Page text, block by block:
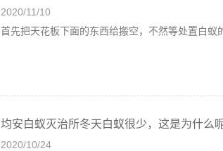
2020/11/10
首先把天花板下面的东西给搬空，不然等处置白蚁
均安白蚁灭治所冬天白蚁很少，这是为什么
2020/10/24